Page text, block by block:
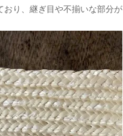
り、継ぎ目や不揃いな部分が